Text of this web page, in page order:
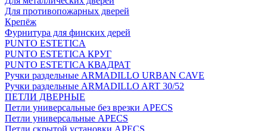
Для противопожарных дверей
Крепёж
Фурнитура для финских дерей
PUNTO ESTETICA
PUNTO ESTETICA КРУГ
PUNTO ESTETICA КВАДРАТ
Ручки раздельные ARMADILLO URBAN CAVE
Ручки раздельные ARMADILLO ART 30/52
ПЕТЛИ ДВЕРНЫЕ
Петли универсальные без врезки APECS
Петли универсальные APECS
Петли скрытой установки APECS